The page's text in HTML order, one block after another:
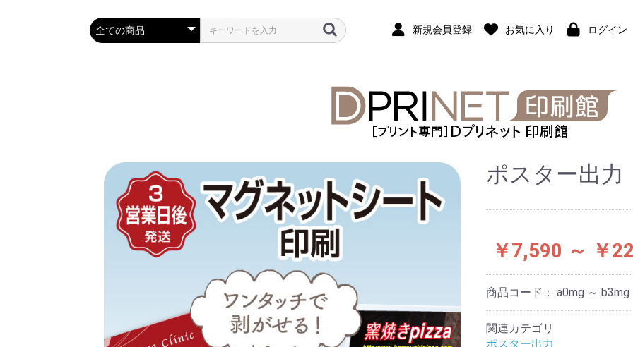
新規会員登録 お気に入り ログイン
ポスター出力
￥7,590 ～ ￥
商品コード： a0mg ～ b3mg
関連カテゴリ
ポスター出力